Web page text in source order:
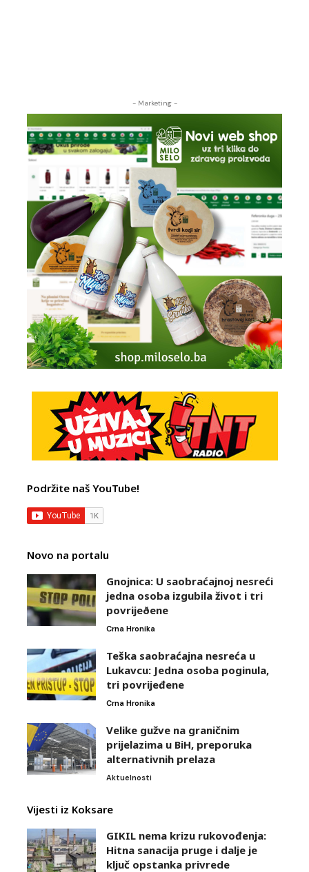
- Marketing -
Podržite naš YouTube!
Novo na portalu
Gnojnica: U saobraćajnoj nesreći
jedna osoba izgubila život i tri
povrijeðene
Crna Hronika
Teška saobraćajna nesreća u
Lukavcu: Jedna osoba poginula,
tri povrijeđene
Crna Hronika
Velike gužve na graničnim
prijelazima u BiH, preporuka
alternativnih prelaza
Aktuelnosti
Vijesti iz Koksare
GIKIL nema krizu rukovođenja:
Hitna sanacija pruge i dalje je
ključ opstanka privrede